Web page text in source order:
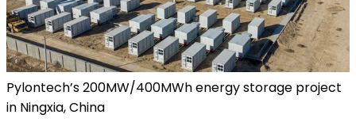
Pylontech’s 200MW/400MWh energy storage project
in Ningxia, China